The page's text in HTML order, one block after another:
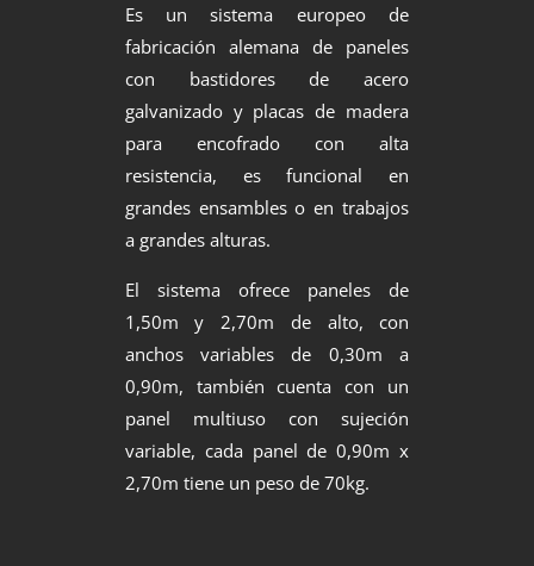
Es un sistema europeo de
fabricación alemana de paneles
con bastidores de acero
galvanizado y placas de madera
para encofrado con alta
resistencia, es funcional en
grandes ensambles o en trabajos
a grandes alturas.
El sistema ofrece paneles de
1,50m y 2,70m de alto, con
anchos variables de 0,30m a
0,90m, también cuenta con un
panel multiuso con sujeción
variable, cada panel de 0,90m x
2,70m tiene un peso de 70kg.